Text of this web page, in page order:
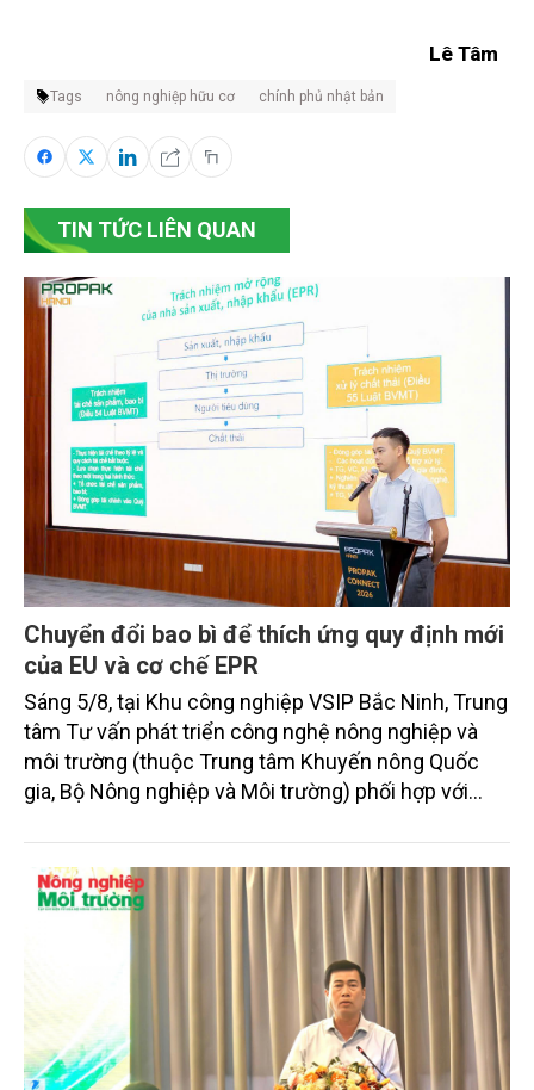
Lê Tâm
Tags nông nghiệp hữu cơ chính phủ nhật bản
TIN TỨC LIÊN QUAN
Chuyển đổi bao bì để thích ứng quy định mới
của EU và cơ chế EPR
Sáng 5/8, tại Khu công nghiệp VSIP Bắc Ninh, Trung
tâm Tư vấn phát triển công nghệ nông nghiệp và
môi trường (thuộc Trung tâm Khuyến nông Quốc
gia, Bộ Nông nghiệp và Môi trường) phối hợp với
"Chuyển đổi bao bì: Sẵn sàng cho quy định EU
(PPWR) hiệu lực tháng 8/2026 và cơ chế EPR". Hội
thảo thu hút sự tham gia của đại diện cơ quan quản
lý, chuyên gia, hiệp hội ngành hàng và đông đảo
doanh nghiệp nhằm cập nhật những quy định mới
về quản lý bao bì, thúc đẩy chuyển đổi xanh và nâng
cao năng lực cạnh tranh của doanh nghiệp Việt
Nam trong bối cảnh hội nhập quốc tế.